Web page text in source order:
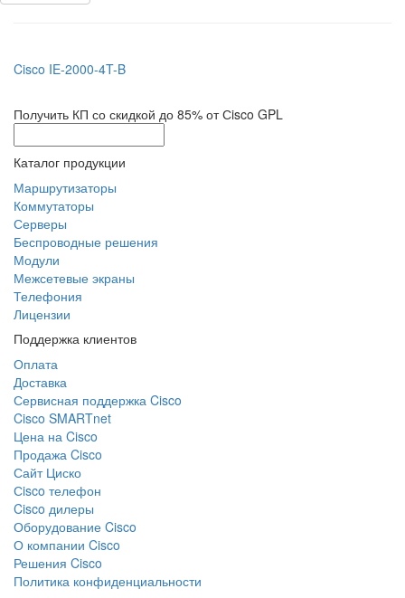
Cisco IE-2000-4T-B
Получить КП со скидкой до 85% от Сisco GPL
Каталог продукции
Маршрутизаторы
Коммутаторы
Серверы
Беспроводные решения
Модули
Межсетевые экраны
Телефония
Лицензии
Поддержка клиентов
Оплата
Доставка
Сервисная поддержка Cisco
Cisco SMARTnet
Цена на Cisco
Продажа Cisco
Сайт Циско
Сisco телефон
Cisco дилеры
Оборудование Cisco
О компании Cisco
Решения Cisco
Политика конфиденциальности